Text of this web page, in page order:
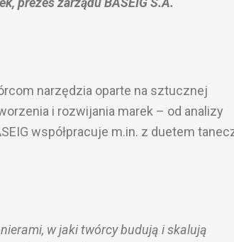
narzędzia oparte na sztucznej
i rozwijania marek – od analizy
współpracuje m.in. z duetem
w jaki twórcy budują i skalują